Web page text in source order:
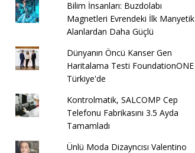
Bilim İnsanları: Buzdolabı
Magnetleri Evrendeki İlk Manyetik
Alanlardan Daha Güçlü
Dünyanın Öncü Kanser Gen
Haritalama Testi FoundationONE
Türkiye'de
Kontrolmatik, SALCOMP Cep
Telefonu Fabrikasını 3.5 Ayda
Tamamladı
Ünlü Moda Dizayncısı Valentino